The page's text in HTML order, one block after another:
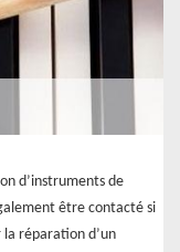
d’instruments de
être contacté si
la réparation d’un